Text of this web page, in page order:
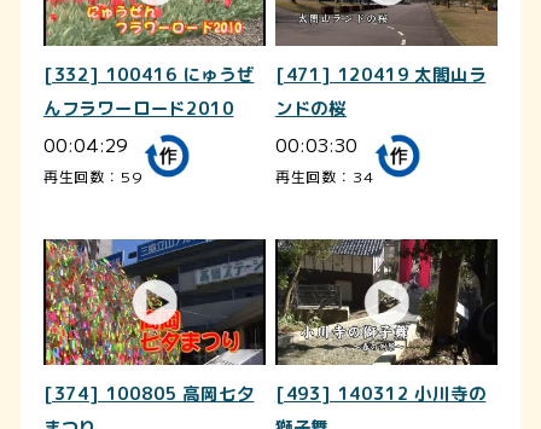
[332] 100416 にゅうぜ
んフラワーロード2010
00:04:29
再生回数：59
[471] 120419 太閤山ラ
ンドの桜
00:03:30
再生回数：34
[374] 100805 高岡七夕
[493] 140312 小川寺の